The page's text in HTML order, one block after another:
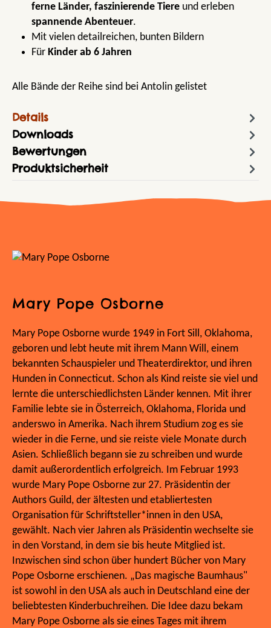
ferne Länder, faszinierende Tiere und erleben
spannende Abenteuer.
Mit vielen detailreichen, bunten Bildern
Für Kinder ab 6 Jahren
Alle Bände der Reihe sind bei Antolin gelistet
Details
Downloads
Bewertungen
Produktsicherheit
Mary Pope Osborne
Mary Pope Osborne wurde 1949 in Fort Sill, Oklahoma,
geboren und lebt heute mit ihrem Mann Will, einem
bekannten Schauspieler und Theaterdirektor, und ihren
Hunden in Connecticut. Schon als Kind reiste sie viel und
lernte die unterschiedlichsten Länder kennen. Mit ihrer
Familie lebte sie in Österreich, Oklahoma, Florida und
anderswo in Amerika. Nach ihrem Studium zog es sie
wieder in die Ferne, und sie reiste viele Monate durch
Asien. Schließlich begann sie zu schreiben und wurde
damit außerordentlich erfolgreich. Im Februar 1993
wurde Mary Pope Osborne zur 27. Präsidentin der
Authors Guild, der ältesten und etabliertesten
Organisation für Schriftsteller*innen in den USA,
gewählt. Nach vier Jahren als Präsidentin wechselte sie
in den Vorstand, in dem sie bis heute Mitglied ist.
Inzwischen sind schon über hundert Bücher von Mary
Pope Osborne erschienen. „Das magische Baumhaus"
ist sowohl in den USA als auch in Deutschland eine der
beliebtesten Kinderbuchreihen. Die Idee dazu bekam
Mary Pope Osborne als sie eines Tages mit ihrem